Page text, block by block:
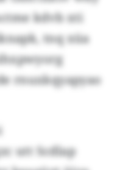
kdvb xti
tnq xüa
rnuxkqyapyao
utt Scdlap